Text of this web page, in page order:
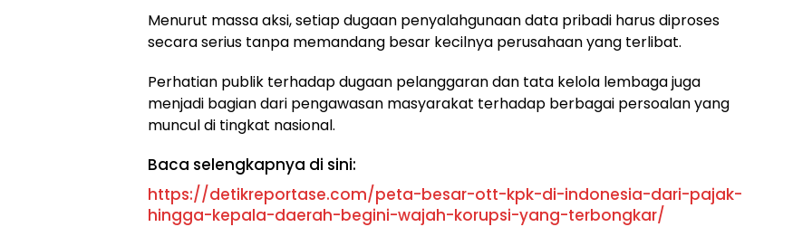
Menurut massa aksi, setiap dugaan penyalahgunaan data pribadi harus diproses
secara serius tanpa memandang besar kecilnya perusahaan yang terlibat.
Perhatian publik terhadap dugaan pelanggaran dan tata kelola lembaga juga
menjadi bagian dari pengawasan masyarakat terhadap berbagai persoalan yang
muncul di tingkat nasional.
Baca selengkapnya di sini:
https://detikreportase.com/peta-besar-ott-kpk-di-indonesia-dari-pajak-
hingga-kepala-daerah-begini-wajah-korupsi-yang-terbongkar/